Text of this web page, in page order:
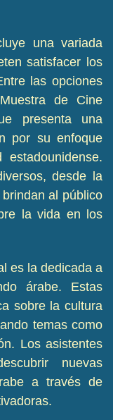
una variada
satisfacer los
las opciones
de Cine
presenta una
por su enfoque
desde la
al público
la vida en los
es la dedicada a
árabe. Estas
sobre la cultura
temas como
Los asistentes
nuevas
a través de